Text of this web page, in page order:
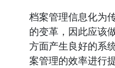
档案管理信息化为
的变革，因此应该
方面产生良好的系
案管理的效率进行